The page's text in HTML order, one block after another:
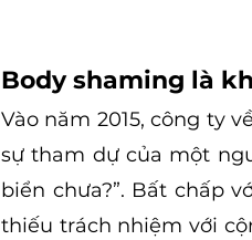
Body shaming là
Vào năm 2015, công ty
sự tham dự của một
biển chưa?”. Bất chấp
thiếu trách nhiệm với